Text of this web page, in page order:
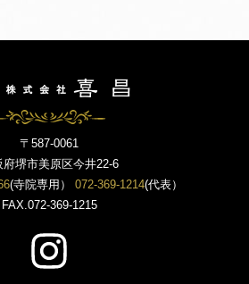
〒587-0061
府堺市美原区今井22-6
(寺院専用） 072-369-1214(代表）
FAX.072-369-1215